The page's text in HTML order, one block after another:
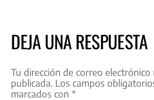
DEJA UNA RESPUESTA
Tu dirección de correo electrónico
publicada. Los campos
marcados con*